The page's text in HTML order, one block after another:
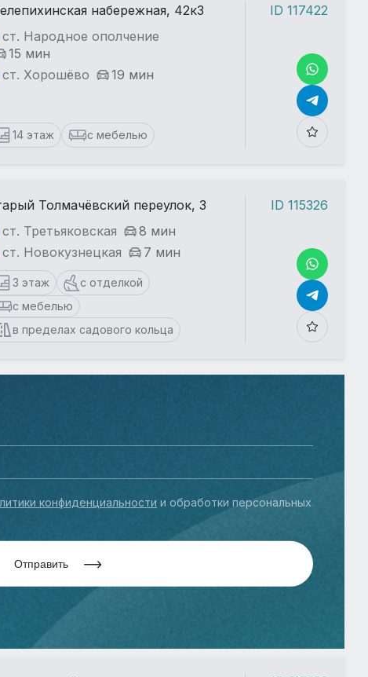
набережная, 42к3
ст. Народное ополчение
15 мин
ст. Хорошёво
19 мин
14 этаж с мебелью
ID 117422
Толмачёвский переулок, 3
ст. Третьяковская
8 мин
ст. Новокузнецкая
7 мин
3 этаж
с отделкой
с мебелью
в пределах садового кольца
ID 115326
конфиденциальности и обработки персональных
Отправить